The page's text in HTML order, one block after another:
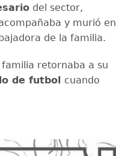
del sector,
y murió en
de la familia.
retornaba a su
de futbol cuando